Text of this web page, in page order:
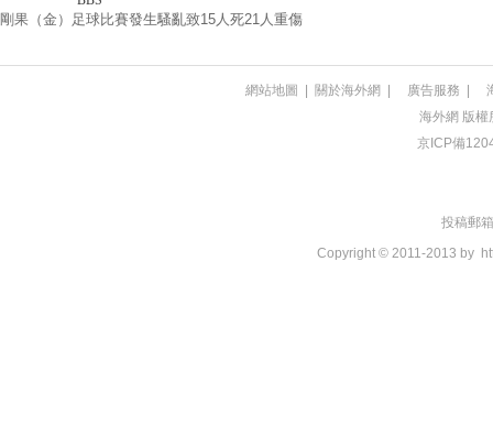
剛果（金）足球比賽發生騷亂致15人死21人重傷
網站地圖 | 關於海外網 | 廣告服務 |
海外網 版權
京ICP備
投稿郵
Copyright © 2011-2013 by